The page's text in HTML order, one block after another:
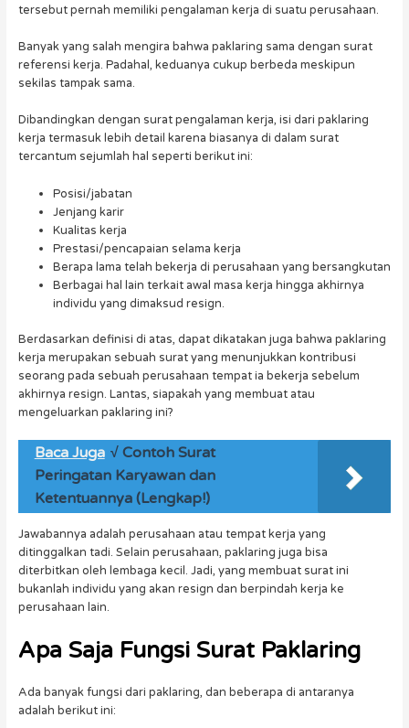
tersebut pernah memiliki pengalaman kerja di suatu perusahaan.
Banyak yang salah mengira bahwa paklaring sama dengan surat
referensi kerja. Padahal, keduanya cukup berbeda meskipun
sekilas tampak sama.
Dibandingkan dengan surat pengalaman kerja, isi dari paklaring
kerja termasuk lebih detail karena biasanya di dalam surat
tercantum sejumlah hal seperti berikut ini:
Posisi/jabatan
Jenjang karir
Kualitas kerja
Prestasi/pencapaian selama kerja
Berapa lama telah bekerja di perusahaan yang bersangkutan
Berbagai hal lain terkait awal masa kerja hingga akhirnya
individu yang dimaksud resign.
Berdasarkan definisi di atas, dapat dikatakan juga bahwa paklaring
kerja merupakan sebuah surat yang menunjukkan kontribusi
seorang pada sebuah perusahaan tempat ia bekerja sebelum
akhirnya resign. Lantas, siapakah yang membuat atau
mengeluarkan paklaring ini?
Baca Juga √ Contoh Surat
Peringatan Karyawan dan
Ketentuannya (Lengkap!)
Jawabannya adalah perusahaan atau tempat kerja yang
ditinggalkan tadi. Selain perusahaan, paklaring juga bisa
diterbitkan oleh lembaga kecil. Jadi, yang membuat surat ini
bukanlah individu yang akan resign dan berpindah kerja ke
perusahaan lain.
Apa Saja Fungsi Surat Paklaring
Ada banyak fungsi dari paklaring, dan beberapa di antaranya
adalah berikut ini: